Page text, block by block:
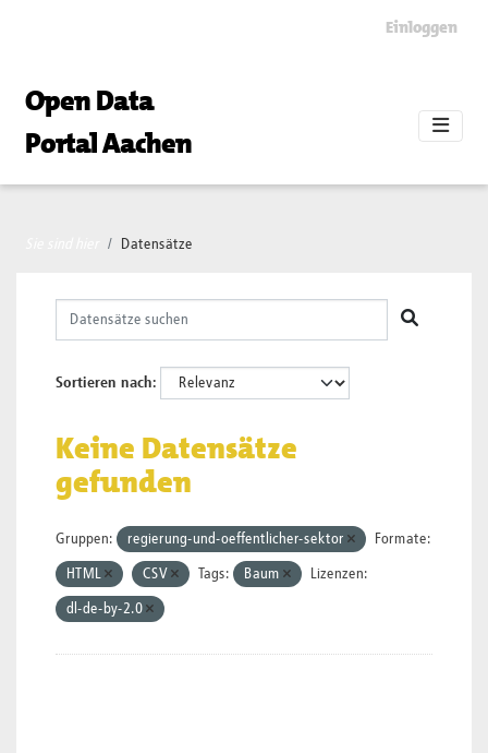
Einloggen
Open Data
Portal Aachen
Datensätze
Sortieren nach
Keine Datensätze
gefunden
Gruppen: regierung-und-oeffentlicher-sektor Formate:
HTML CSV Tags: Baum Lizenzen:
dl-de-by-2.0